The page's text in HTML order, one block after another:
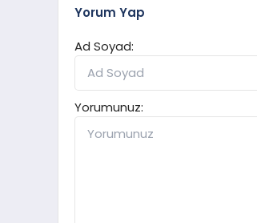
Yorum Yap
Ad Soyad:
Yorumunuz: